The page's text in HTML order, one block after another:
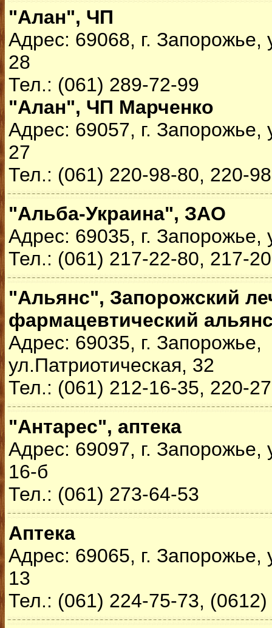
"Алан", ЧП
Адрес: 69068, г. Запорожье,
28
Тел.: (061) 289-72-99
"Алан", ЧП Марченко
Адрес: 69057, г. Запорожье,
27
Тел.: (061) 220-98-80, 220-
"Альба-Украина", ЗАО
Адрес: 69035, г. Запорожье,
Тел.: (061) 217-22-80, 217-
"Альянс", Запорожский
фармацевтический
Адрес: 69035, г. Запорожье,
ул.Патриотическая, 32
Тел.: (061) 212-16-35, 220-
"Антарес", аптека
Адрес: 69097, г. Запорожье,
16-б
Тел.: (061) 273-64-53
Аптека
Адрес: 69065, г. Запорожье,
13
Тел.: (061) 224-75-73,